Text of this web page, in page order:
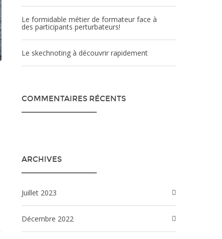
Le formidable métier de formateur face à
des participants perturbateurs!
Le skechnoting à découvrir rapidement
COMMENTAIRES RÉCENTS
ARCHIVES
juillet 2023
décembre 2022